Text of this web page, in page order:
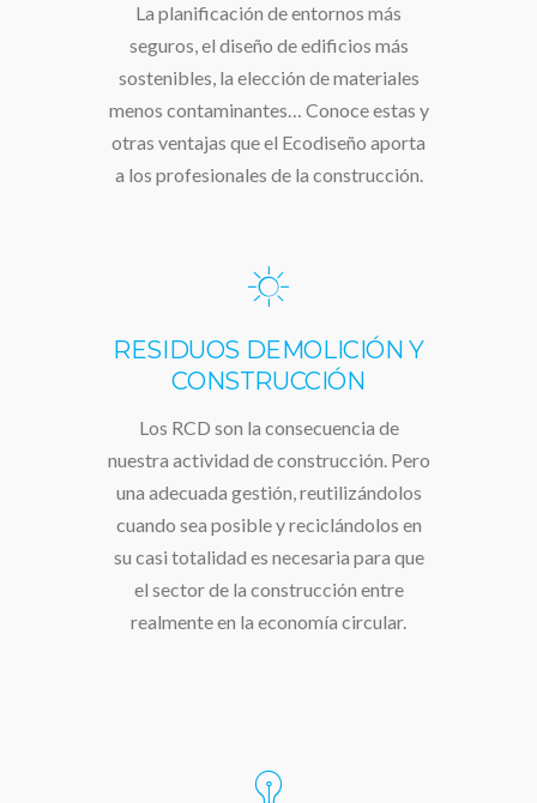
La planificación de entornos más
seguros, el diseño de edificios más
sostenibles, la elección de materiales
menos contaminantes… Conoce estas y
otras ventajas que el Ecodiseño aporta
a los profesionales de la construcción.
RESIDUOS DEMOLICIÓN Y
CONSTRUCCIÓN
Los RCD son la consecuencia de
nuestra actividad de construcción. Pero
una adecuada gestión, reutilizándolos
cuando sea posible y reciclándolos en
su casi totalidad es necesaria para que
el sector de la construcción entre
realmente en la economía circular.